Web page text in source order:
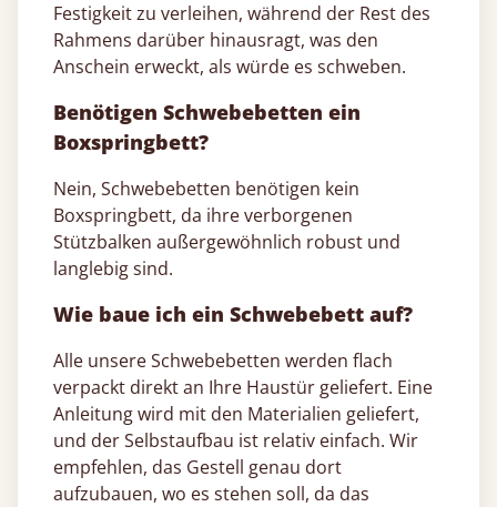
Festigkeit zu verleihen, während der Rest des
Rahmens darüber hinausragt, was den
Anschein erweckt, als würde es schweben.
Benötigen Schwebebetten ein
Boxspringbett?
Nein, Schwebebetten benötigen kein
Boxspringbett, da ihre verborgenen
Stützbalken außergewöhnlich robust und
langlebig sind.
Wie baue ich ein Schwebebett auf?
Alle unsere Schwebebetten werden flach
verpackt direkt an Ihre Haustür geliefert. Eine
Anleitung wird mit den Materialien geliefert,
und der Selbstaufbau ist relativ einfach. Wir
empfehlen, das Gestell genau dort
aufzubauen, wo es stehen soll, da das